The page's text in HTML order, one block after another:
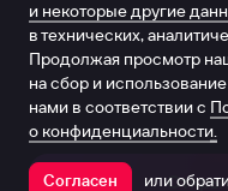
и некоторые другие
в технических,
Продолжая просмотр
на сбор и
нами в соответствии с
о конфиденциальности.
Согласен или